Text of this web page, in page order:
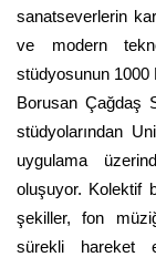
sanatseverlerin
ve modern
stüdyosunun 1000
Borusan Çağdaş
stüdyolarından
uygulama
oluşuyor. Kolektif
şekiller, fon
sürekli hareket